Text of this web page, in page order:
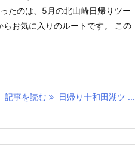
たのは、5月の北山崎日帰りツー
らお気に入りのルートです。 この
記事を読む 日帰り十和田湖ツ ...